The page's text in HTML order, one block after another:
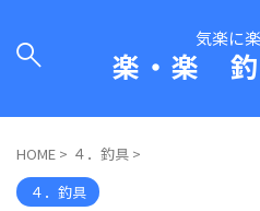
気楽に
楽・楽 釣
HOME > ４．釣具 >
４．釣具